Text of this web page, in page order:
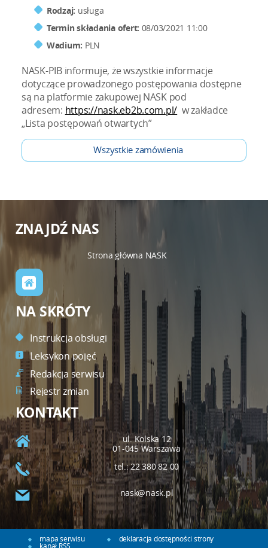
Rodzaj: usługa
Termin składania ofert: 08/03/2021 11:00
Wadium: PLN
NASK-PIB informuje, że wszystkie informacje
dotyczące prowadzonego postępowania dostępne
są na platformie zakupowej NASK pod
adresem: https://nask.eb2b.com.pl/ w zakładce
„Lista postępowań otwartych”
Wszystkie zamówienia
ZNAJDŹ NAS
Strona główna NASK
NA SKRÓTY
Instrukcja obsługi
Leksykon pojęć
Redakcja serwisu
Rejestr zmian
KONTAKT
ul. Kolska 12
01-045 Warszawa
tel.: 22 380 82 00
nask@nask.pl
mapa serwisu
deklaracja dostępności strony
kanał RSS